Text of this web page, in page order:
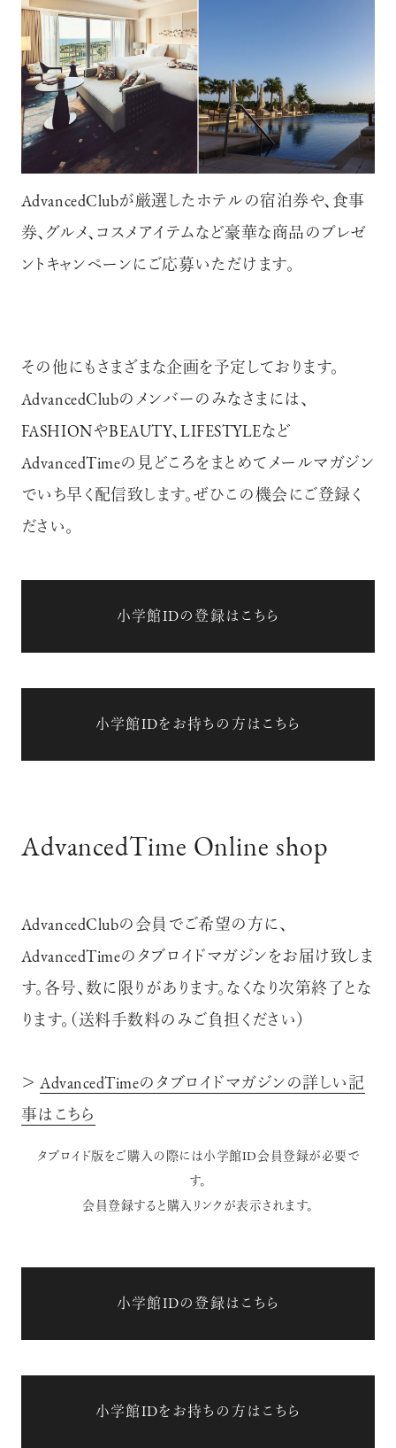
AdvancedClubが厳選したホテルの宿泊券や、食事
券、グルメ、コスメアイテムなど豪華な商品のプレゼ
ントキャンペーンにご応募いただけます。
その他にもさまざまな企画を予定しております。
AdvancedClubのメンバーのみなさまには、
FASHIONやBEAUTY、LIFESTYLEなど
AdvancedTimeの見どころをまとめてメールマガジン
でいち早く配信致します。ぜひこの機会にご登録く
ださい。
小学館IDの登録はこちら
小学館IDをお持ちの方はこちら
AdvancedTime Online shop
AdvancedClubの会員でご希望の方に、
AdvancedTimeのタブロイドマガジンをお届け致しま
す。各号、数に限りがあります。なくなり次第終了とな
ります。（送料手数料のみご負担ください）
＞ AdvancedTimeのタブロイドマガジンの詳しい記
事はこちら
タブロイド版をご購入の際には小学館ID会員登録が必要で
す。
会員登録すると購入リンクが表示されます。
小学館IDの登録はこちら
小学館IDをお持ちの方はこちら